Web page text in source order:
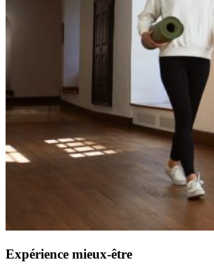
Expérience mieux-être